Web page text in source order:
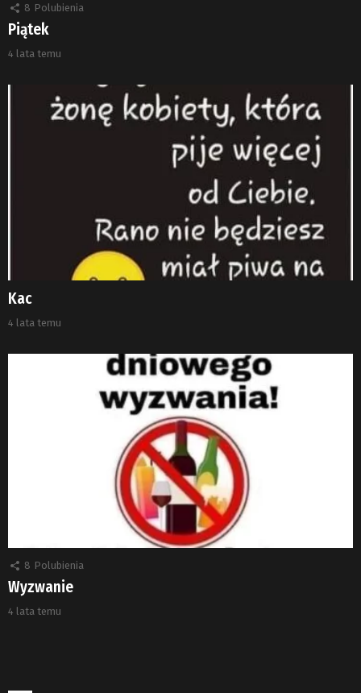
8 Polubienia
Piątek
4 lata temu
Kac
4 lata temu
8 Polubienia
Wyzwanie
4 lata temu